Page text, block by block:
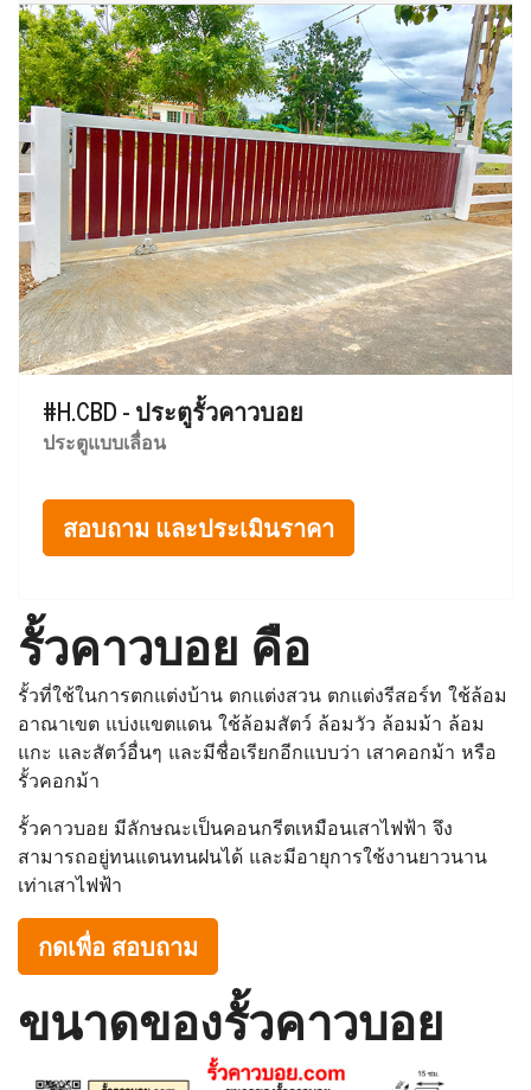
#H.CBD - ประตูรั้วคาวบอย
ประตูแบบเลื่อน
สอบถาม และประเมินราคา
รั้วคาวบอย คือ
รั้วที่ใช้ในการตกแต่งบ้าน ตกแต่งสวน ตกแต่งรีสอร์ท ใช้ล้อม
อาณาเขต แบ่งแขตแดน ใช้ล้อมสัตว์ ล้อมวัว ล้อมม้า ล้อม
แกะ และสัตว์อื่นๆ และมีชื่อเรียกอีกแบบว่า เสาคอกม้า หรือ
รั้วคอกม้า
รั้วคาวบอย มีลักษณะเป็นคอนกรีตเหมือนเสาไฟฟ้า จึง
สามารถอยู่ทนแดนทนฝนได้ และมีอายุการใช้งานยาวนาน
เท่าเสาไฟฟ้า
กดเพื่อ สอบถาม
ขนาดของรั้วคาวบอย